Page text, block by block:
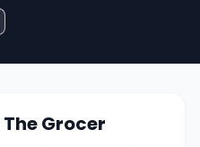
Grocer